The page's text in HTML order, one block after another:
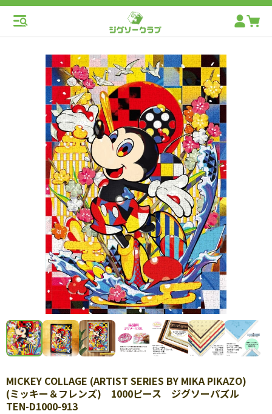
MICKEY COLLAGE (ARTIST SERIES BY MIKA PIKAZO)
(ミッキー＆フレンズ) 1000ピース ジグソーパズル
TEN-D1000-913